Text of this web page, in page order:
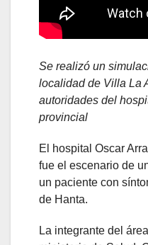
Se realizó un
localidad de Villa La
autoridades del
provincial
El hospital Oscar
fue el escenario de
un paciente con
de Hanta.
La integrante del